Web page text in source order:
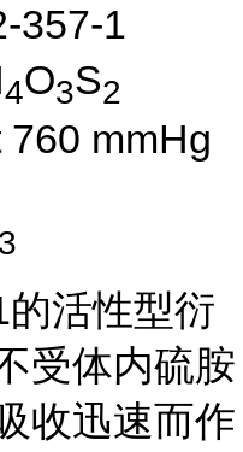
357-1
4O3S2
760 mmHg
3
活性型衍
受体内硫胺
收迅速而作